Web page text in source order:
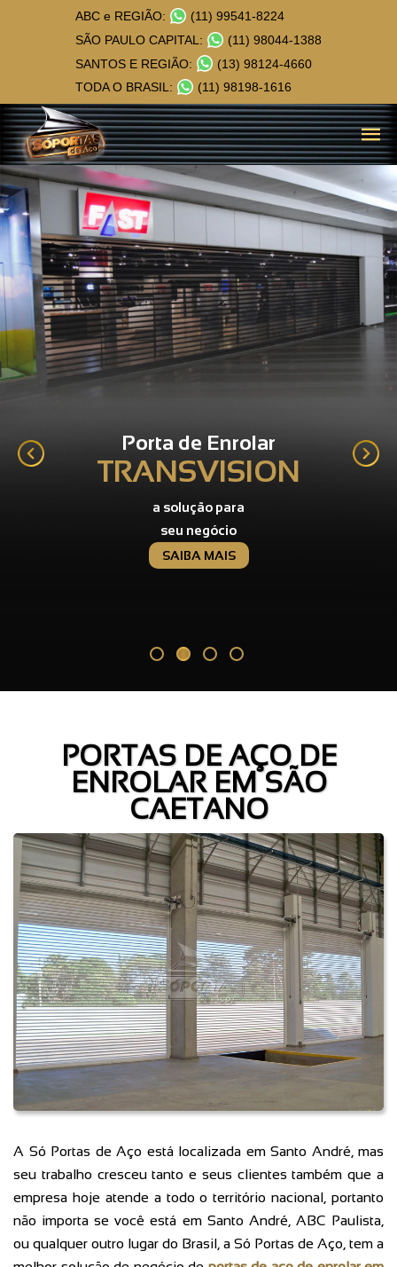
ABC e REGIÃO:
(11) 99541-8224
SÃO PAULO CAPITAL:
(11) 98044-1388
SANTOS E REGIÃO:
(13) 98124-4660
TODA O BRASIL:
(11) 98198-1616
Porta de Enrolar
TRANSVISION
a solução para
seu negócio
SAIBA MAIS
PORTAS DE AÇO DE
ENROLAR EM SÃO
CAETANO
A Só Portas de Aço está localizada em Santo André, mas
seu trabalho cresceu tanto e seus clientes também que a
empresa hoje atende a todo o território nacional, portanto
não importa se você está em Santo André, ABC Paulista,
ou qualquer outro lugar do Brasil, a Só Portas de Aço, tem a